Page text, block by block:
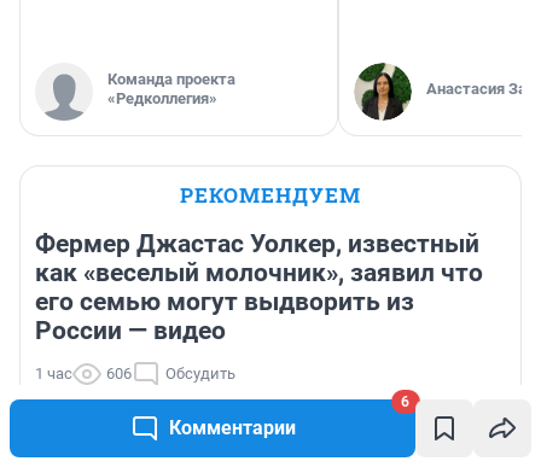
Комментарии
6
Команда проекта
«Редколлегия»
Анастасия
РЕКОМЕНДУЕМ
Фермер Джастас Уолкер, известный
как «веселый молочник», заявил что
его семью могут выдворить из
России — видео
1 час 606 Обсудить
«Не рассчитала силы»: 18-летняя ужурка пыталась
успокоить трехмесячного сына и убила его